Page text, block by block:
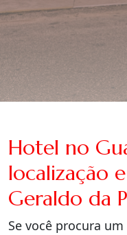
Hotel no
localização
Geraldo da
Se você procura